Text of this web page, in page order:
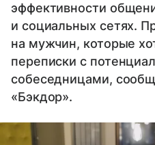
эффективности
и социальных сетях.
на мужчин, которые
переписки с
собеседницами,
«Бэкдор».